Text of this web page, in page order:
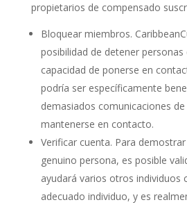
propietarios de compensado
Bloquear miembros.
posibilidad de detener personas
capacidad de ponerse en
podría ser específicamente
demasiados comunicaciones
mantenerse en contacto.
Verificar cuenta. Para
genuino persona, es posible
ayudará varios otros individuos
adecuado individuo, y es